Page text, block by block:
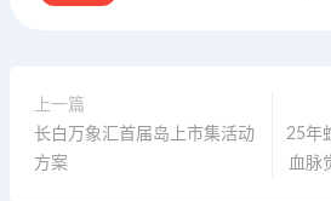
上一篇
长白万象汇首届岛上市集活动
方案
25年
血脉